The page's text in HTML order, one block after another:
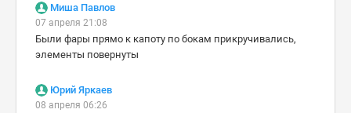
Миша Павлов
07 апреля 21:08
Были фары прямо к капоту по бокам прикручивались,
элементы повернуты
Юрий Яркаев
08 апреля 06:26